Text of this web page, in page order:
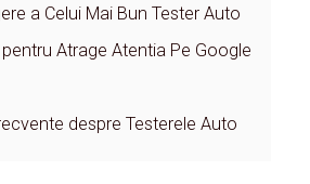
a Celui Mai Bun Tester Auto
Atrage Atentia Pe Google
despre Testerele Auto